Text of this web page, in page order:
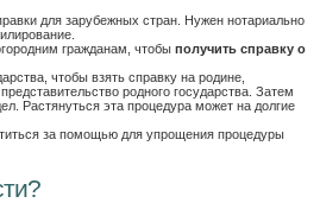
для зарубежных стран. Нужен нотариально
гражданам, чтобы получить справку о
чтобы взять справку на родине,
родного государства. Затем
Растянуться эта процедура может на долгие
за помощью для упрощения процедуры